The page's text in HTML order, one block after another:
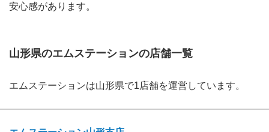
安心感があります。
山形県のエムステーションの店舗一覧
エムステーションは山形県で1店舗を運営しています。